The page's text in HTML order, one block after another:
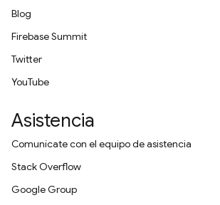
Blog
Firebase Summit
Twitter
YouTube
Asistencia
Comunícate con el equipo de asistencia
Stack Overflow
Google Group